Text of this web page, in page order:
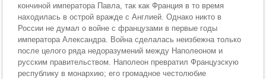
кончиной императора Павла, так как Франция в то время
находилась в острой вражде с Англией. Однако никто в
России не думал о войне с французами в первые годы
императора Александра. Война сделалась неизбежна только
после целого ряда недоразумений между Наполеоном и
русским правительством. Наполеон превратил Французскую
республику в монархию; его громадное честолюбие